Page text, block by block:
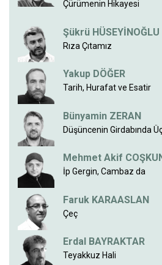
Çürümenin Hikayesi
Şükrü HÜSEYİNOĞLU
Rıza Çıtamız
Yakup DÖĞER
Tarih, Hurafat ve Esatir
Bünyamin ZERAN
Düşüncenin Girdabında
Mehmet Akif
İp Gergin, Cambaz da
Faruk KARAASLAN
Çeç
Erdal BAYRAKTAR
Teyakkuz Hali